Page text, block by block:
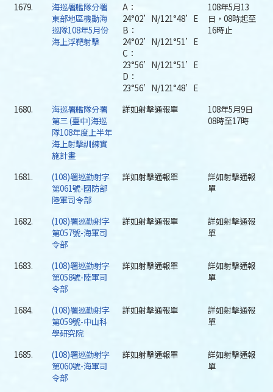
1679.
海巡署艦隊分署
東部地區機動海
巡隊108年5月份
海上浮靶射擊
A：
24°02’N/121°48’E
B：
24°02’N/121°51’E
C：
23°56’N/121°51’E
D：
23°56’N/121°48’E
108年5月13
日，08時起至
16時止
1680.
海巡署艦隊分署
第三 (臺中)海巡
隊108年度上半年
海上射擊訓練實
施計畫
詳如射擊通報單
108年5月9日
08時至17時
1681.
(108)署巡勤射字
第061號-國防部
陸軍司令部
詳如射擊通報單
詳如射擊通報
單
1682.
(108)署巡勤射字
第057號-海軍司
令部
詳如射擊通報單
詳如射擊通報
單
1683.
(108)署巡勤射字
第058號-陸軍司
令部
詳如射擊通報單
詳如射擊通報
單
1684.
(108)署巡勤射字
第059號-中山科
學研究院
詳如射擊通報單
詳如射擊通報
單
1685.
(108)署巡勤射字
第060號-海軍司
令部
詳如射擊通報單
詳如射擊通報
單